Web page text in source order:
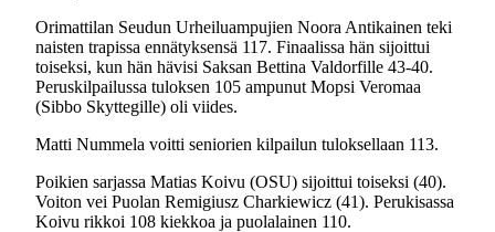
Orimattilan Seudun Urheiluampujien Noora Antikainen teki
naisten trapissa ennätyksensä 117. Finaalissa hän sijoittui
toiseksi, kun hän hävisi Saksan Bettina Valdorfille 43-40.
Peruskilpailussa tuloksen 105 ampunut Mopsi Veromaa
(Sibbo Skyttegille) oli viides.
Matti Nummela voitti seniorien kilpailun tuloksellaan 113.
Poikien sarjassa Matias Koivu (OSU) sijoittui toiseksi (40).
Voiton vei Puolan Remigiusz Charkiewicz (41). Perukisassa
Koivu rikkoi 108 kiekkoa ja puolalainen 110.